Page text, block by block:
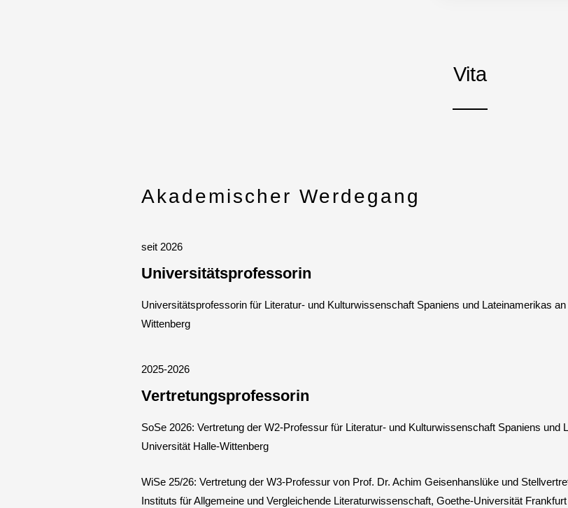
Vita
Akademischer Werdegang
seit 2026
Universitätsprofessorin
Universitätsprofessorin für Literatur- und Kulturwissenschaft Spaniens und Lateinamerikas
Wittenberg
2025-2026
Vertretungsprofessorin
SoSe 2026: Vertretung der W2-Professur für Literatur- und Kulturwissenschaft Spaniens und
Universität Halle-Wittenberg
WiSe 25/26: Vertretung der W3-Professur von Prof. Dr. Achim Geisenhanslüke und
Instituts für Allgemeine und Vergleichende Literaturwissenschaft, Goethe-Universität Frankfurt